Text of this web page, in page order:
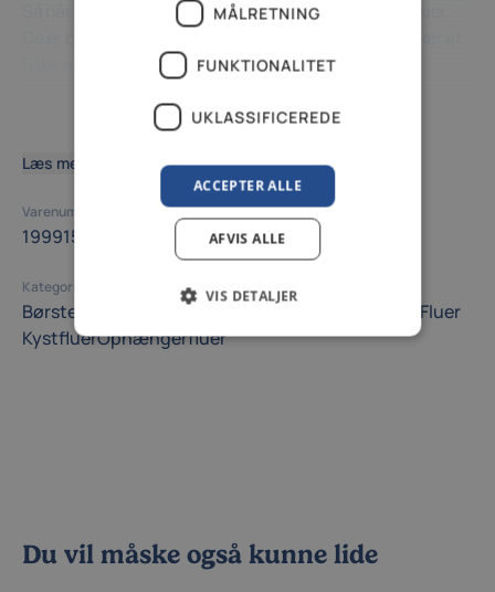
Så når vi skriver luksus fluer, så er det ikke magiske fluer.
Læs mere
Varenummer (SKU)
199915
Kategori
Børsteorme-, tangloppe- og mysisfluer
Fluer
KystfluerOphængerfluer
Du vil måske også kunne lide
MÅLRETNING
FUNKTIONALITET
UKLASSIFICEREDE
ACCEPTER ALLE
AFVIS ALLE
VIS DETALJER